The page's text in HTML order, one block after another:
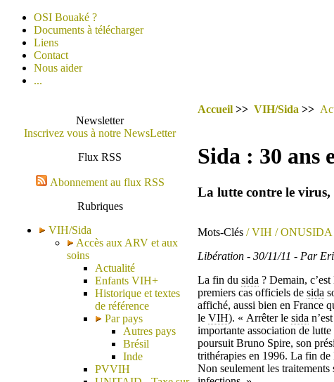
OSI Bouaké ?
Documents à télécharger
Liens
Contact
Nous aider
...
Newsletter
Inscrivez vous à notre NewsLetter
Flux RSS
Abonnement au flux RSS
Rubriques
VIH/Sida
Accès aux ARV et aux
soins
Actualité
Enfants VIH+
Historique et textes
de référence
Par pays
Autres pays
Brésil
Inde
PVVIH
Accueil >> VIH/Sida >>
Sida : 30 ans
La lutte contre le virus,
Mots-Clés / VIH / ONUSIDA
Libération - 30/11/11 - Par
La fin du sida ? Demain,
premiers cas officiels de sida
affiché, aussi bien en France
le VIH). « Arrêter le sida
importante association de
poursuit Bruno Spire, son
trithérapies en 1996. La fin de
Non seulement les traitements